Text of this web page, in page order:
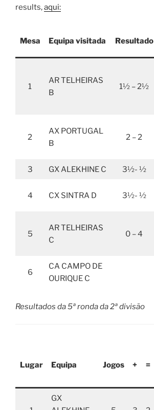
results,aqui:
Mesa Equipa visitada Resultado
1
AR TELHEIRAS
B
1½ – 2½
2
AX PORTUGAL
B
2 – 2
3 GX ALEKHINE C 3½- ½
4 CX SINTRA D 3½- ½
5
AR TELHEIRAS
C
0 – 4
6
CA CAMPO DE
OURIQUE C
Resultados da 5ª ronda da 2ª divisão
Lugar Equipa Jogos + =
GX